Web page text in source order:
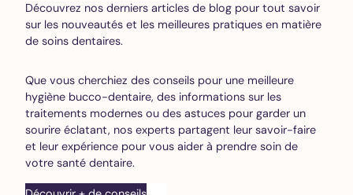
Découvrez nos derniers articles de blog pour tout savoir
sur les nouveautés et les meilleures pratiques en matière
de soins dentaires.
Que vous cherchiez des conseils pour une meilleure
hygiène bucco-dentaire, des informations sur les
traitements modernes ou des astuces pour garder un
sourire éclatant, nos experts partagent leur savoir-faire
et leur expérience pour vous aider à prendre soin de
votre santé dentaire.